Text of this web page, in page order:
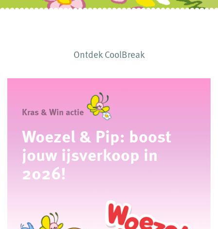
Ontdek CoolBreak
Kras & Win actie
Woezel & Pip: boost
jouw ijsverkoop in
2026!